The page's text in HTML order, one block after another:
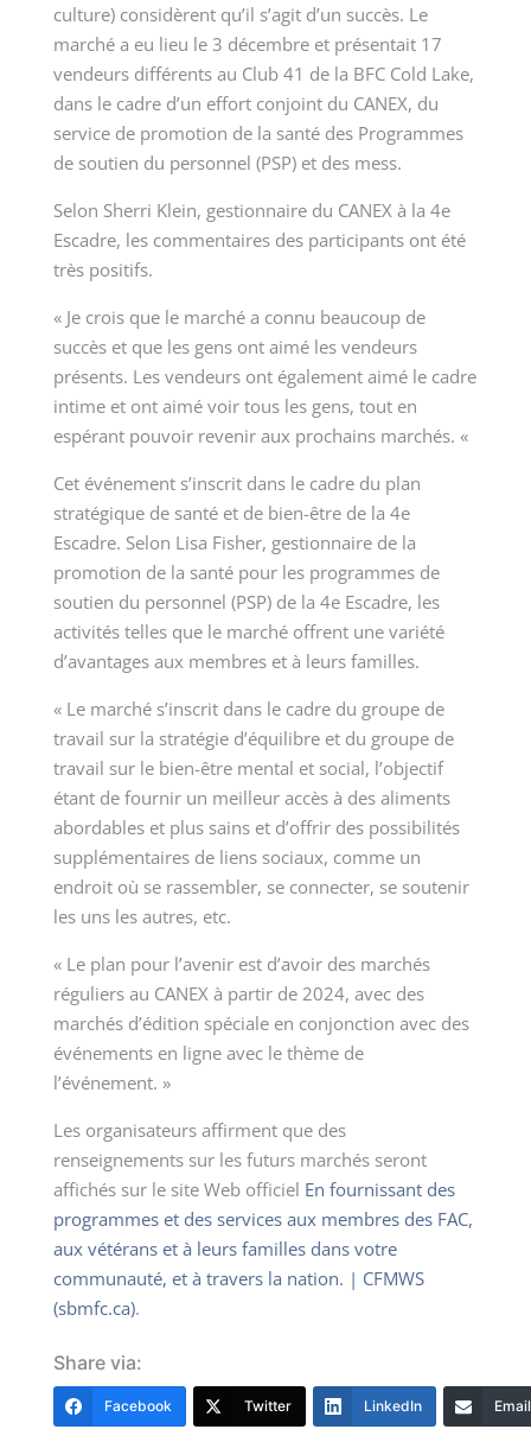
culture) considèrent qu’il s’agit d’un succès. Le
marché a eu lieu le 3 décembre et présentait 17
vendeurs différents au Club 41 de la BFC Cold Lake,
dans le cadre d’un effort conjoint du CANEX, du
service de promotion de la santé des Programmes
de soutien du personnel (PSP) et des mess.
Selon Sherri Klein, gestionnaire du CANEX à la 4e
Escadre, les commentaires des participants ont été
très positifs.
« Je crois que le marché a connu beaucoup de
succès et que les gens ont aimé les vendeurs
présents. Les vendeurs ont également aimé le cadre
intime et ont aimé voir tous les gens, tout en
espérant pouvoir revenir aux prochains marchés. «
Cet événement s’inscrit dans le cadre du plan
stratégique de santé et de bien-être de la 4e
Escadre. Selon Lisa Fisher, gestionnaire de la
promotion de la santé pour les programmes de
soutien du personnel (PSP) de la 4eEscadre, les
activités telles que le marché offrent une variété
d’avantages aux membres et à leurs familles.
« Le marché s’inscrit dans le cadre du groupe de
travail sur la stratégie d’équilibre et du groupe de
travail sur le bien-être mental et social, l’objectif
étant de fournir un meilleur accès à des aliments
abordables et plus sains et d’offrir des possibilités
supplémentaires de liens sociaux, comme un
endroit où se rassembler, se connecter, se soutenir
les uns les autres, etc.
« Le plan pour l’avenir est d’avoir des marchés
réguliers au CANEX à partir de 2024, avec des
marchés d’édition spéciale en conjonction avec des
événements en ligne avec le thème de
l’événement. »
Les organisateurs affirment que des
renseignements sur les futurs marchés seront
affichés sur le site Web officiel En fournissant des
programmes et des services aux membres des FAC,
aux vétérans et à leurs familles dans votre
communauté, et à travers la nation. | CFMWS
(sbmfc.ca).
Share via:
Facebook Twitter LinkedIn Email